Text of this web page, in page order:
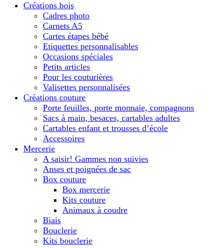
Créations bois
Cadres photo
Carnets A5
Cartes étapes bébé
Etiquettes personnalisables
Occasions spéciales
Petits articles
Pour les couturières
Valisettes personnalisées
Créations couture
Porte feuilles, porte monnaie, compagnons
Sacs à main, besaces, cartables adultes
Cartables enfant et trousses d’école
Accessoires
Mercerie
A saisir! Gammes non suivies
Anses et poignées de sac
Box couture
Box mercerie
Kits couture
Animaux à coudre
Biais
Bouclerie
Kits bouclerie